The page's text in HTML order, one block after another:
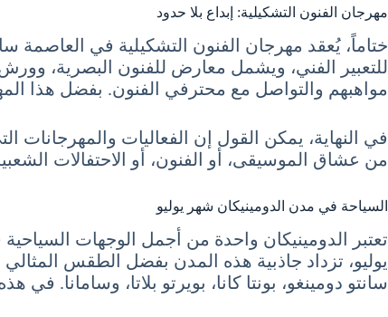
مهرجان الفنون التشكيلية: إبداع بلا حدود
ختاماً، يُعقد مهرجان الفنون التشكيلية في العاصمة
للتعبير الفني، ويشمل معارض للفنون البصرية،
مواهبهم والتواصل مع محترفي الفنون. بفضل هذا
من عشاق الموسيقى، أو الفنون، أو الاحتفالات
السياحة في مدن الدومينيكان شهر يوليو
تعتبر الدومينيكان واحدة من أجمل الوجهات
يوليو، تزداد جاذبية هذه المدن بفضل الطقس
سانتو دومينغو، بونتا كانا، بويرتو بلاتا، وسامانا.